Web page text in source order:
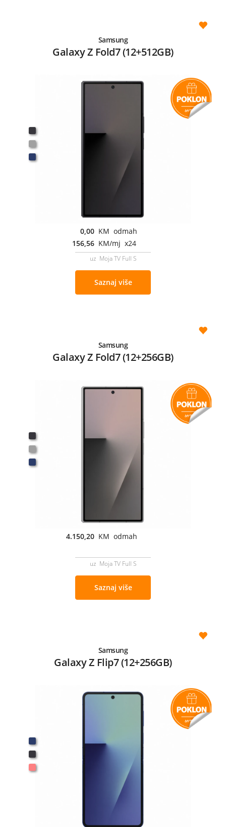
Samsung
Galaxy Z Fold7 (12+512GB)
0,00 KM odmah
156,56 KM/mj x24
uz Moja TV Full S
Saznaj više
Samsung
Galaxy Z Fold7 (12+256GB)
4.150,20 KM odmah
uz Moja TV Full S
Saznaj više
Samsung
Galaxy Z Flip7 (12+256GB)